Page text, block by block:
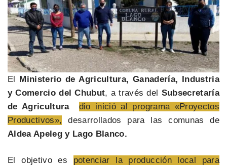
El Ministerio de Agricultura, Ganadería, Industria
y Comercio del Chubut, a través del Subsecretaría
de Agricultura
dio inició al programa «Proyectos
Productivos», desarrollados para las comunas de
Aldea Apeleg y Lago Blanco.
El objetivo es potenciar la producción local para